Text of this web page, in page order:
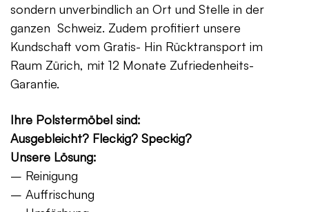
sondern unverbindlich an Ort und Stelle in der
ganzen Schweiz. Zudem profitiert unsere
Kundschaft vom Gratis- Hin Rücktransport im
Raum Zürich, mit 12 Monate Zufriedenheits-
Garantie.
Ihre Polstermöbel sind:
Ausgebleicht? Fleckig? Speckig?
Unsere Lösung:
– Reinigung
– Auffrischung